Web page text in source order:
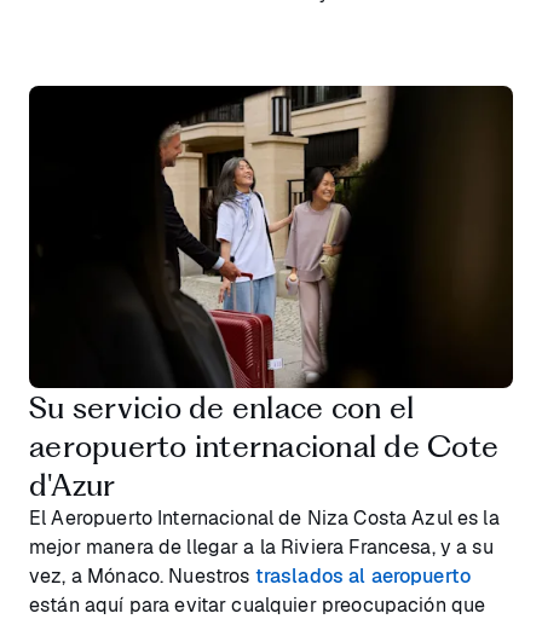
Su servicio de enlace con el
aeropuerto internacional de Cote
d'Azur
El Aeropuerto Internacional de Niza Costa Azul es la
mejor manera de llegar a la Riviera Francesa, y a su
vez, a Mónaco. Nuestros traslados al aeropuerto
están aquí para evitar cualquier preocupación que